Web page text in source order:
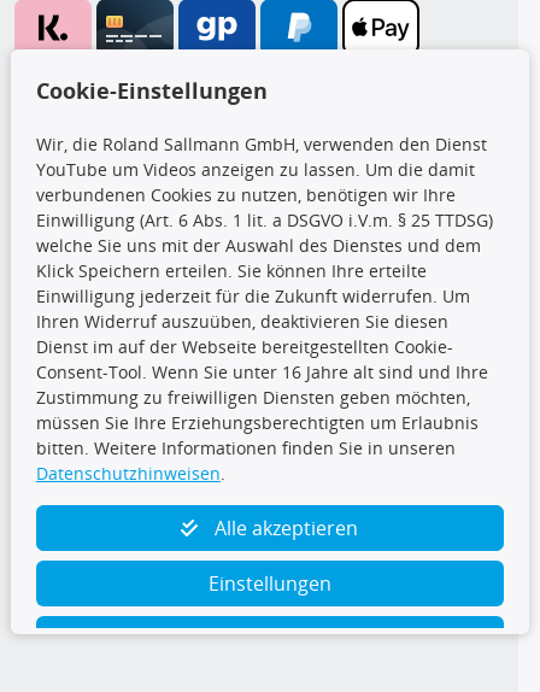
CARAT Gruppe
Folge uns
TecDoc Inside
Cookie-Einstellungen
Wir, die Roland Sallmann GmbH, verwenden den Dienst
YouTube um Videos anzeigen zu lassen. Um die damit
verbundenen Cookies zu nutzen, benötigen wir Ihre
Einwilligung (Art. 6 Abs. 1 lit. a DSGVO i.V.m. § 25 TTDSG)
welche Sie uns mit der Auswahl des Dienstes und dem
Klick Speichern erteilen. Sie können Ihre erteilte
Einwilligung jederzeit für die Zukunft widerrufen. Um
Ihren Widerruf auszuüben, deaktivieren Sie diesen
Dienst im auf der Webseite bereitgestellten Cookie-
Consent-Tool. Wenn Sie unter 16 Jahre alt sind und Ihre
Zustimmung zu freiwilligen Diensten geben möchten,
müssen Sie Ihre Erziehungsberechtigten um Erlaubnis
bitten. Weitere Informationen finden Sie in unseren
Datenschutzhinweisen.
Alle akzeptieren
Einstellungen
Ablehnen